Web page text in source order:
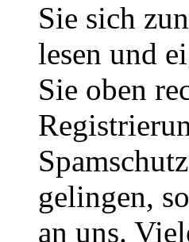
Sie sich
lesen und
Sie oben
gelingen,
an uns.